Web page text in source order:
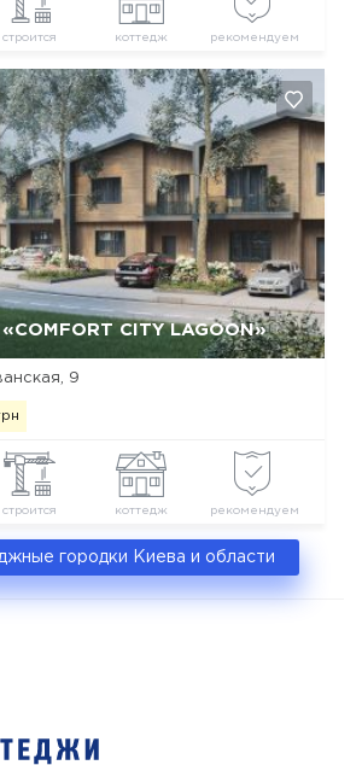
строится коттедж рекомендуем
CITY LAGOON»
9
строится коттедж рекомендуем
Да, удалить
городки Киева и области